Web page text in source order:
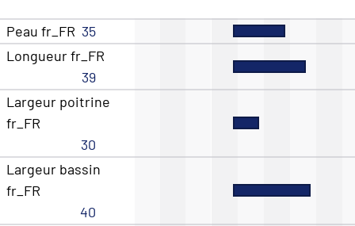
Peau fr_FR 35
Longueur fr_FR
39
Largeur poitrine
fr_FR
30
Largeur bassin
fr_FR
40